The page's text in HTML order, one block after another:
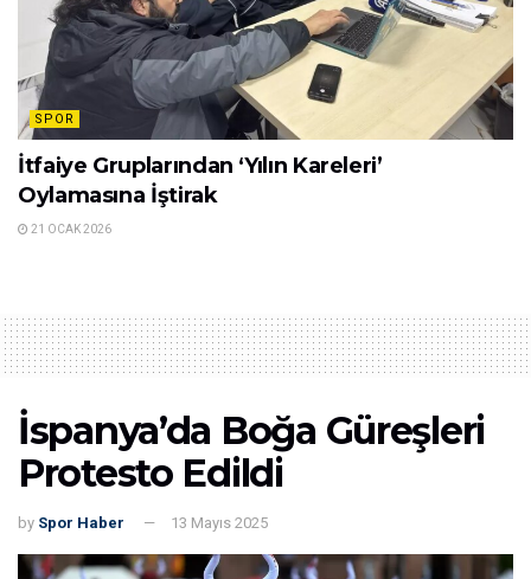
SPOR
İtfaiye Gruplarından ‘Yılın Kareleri’
Oylamasına İştirak
21 OCAK 2026
İspanya’da Boğa Güreşleri
Protesto Edildi
by Spor Haber 13 Mayıs 2025